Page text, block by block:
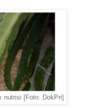
nutrisi [Foto: DokPri]